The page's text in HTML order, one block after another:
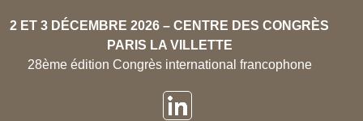
2 ET 3 DÉCEMBRE 2026 – CENTRE DES CONGRÈS
PARIS LA VILLETTE
28ème édition Congrès international francophone